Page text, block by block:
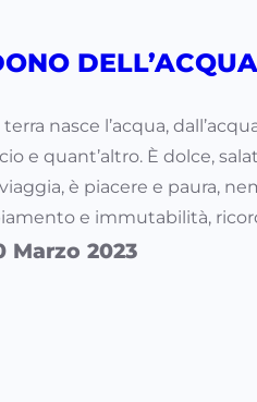
DELL’ACQUA
terra nasce l’acqua,
e quant’altro. È dolce,
è piacere e paura,
e immutabilità,
Marzo 2023